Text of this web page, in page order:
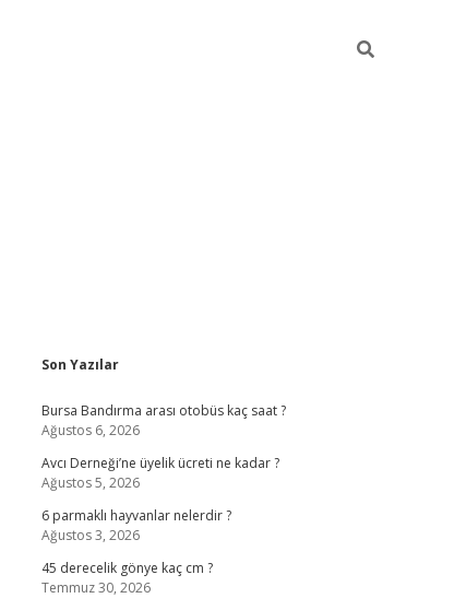
Sidebar
Son Yazılar
Bursa Bandırma arası otobüs kaç saat ?
Ağustos 6, 2026
Avcı Derneği’ne üyelik ücreti ne kadar ?
Ağustos 5, 2026
6 parmaklı hayvanlar nelerdir ?
Ağustos 3, 2026
45 derecelik gönye kaç cm ?
Temmuz 30, 2026